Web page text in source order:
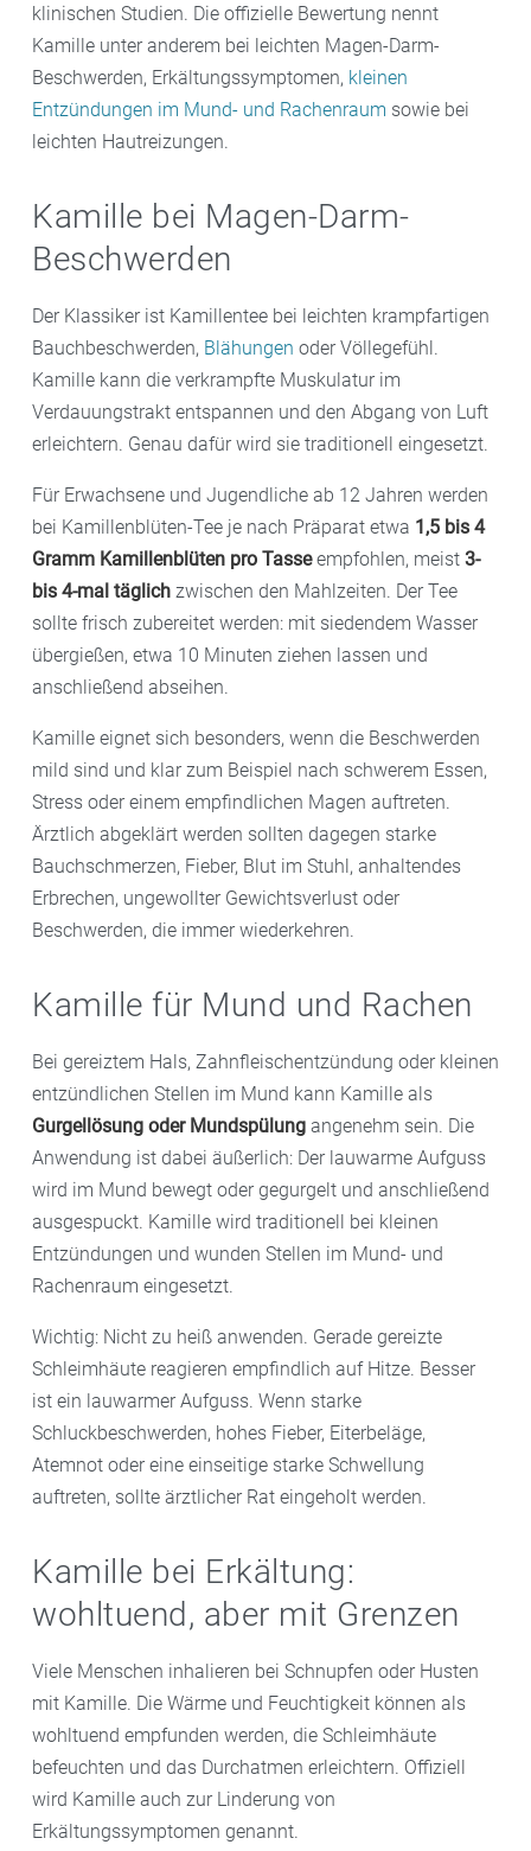
klinischen Studien. Die offizielle Bewertung nennt
Kamille unter anderem bei leichten Magen-Darm-
Beschwerden, Erkältungssymptomen, kleinen
Entzündungen im Mund- und Rachenraum sowie bei
leichten Hautreizungen.
Kamille bei Magen-Darm-
Beschwerden
Der Klassiker ist Kamillentee bei leichten krampfartigen
Bauchbeschwerden, Blähungen oder Völlegefühl.
Kamille kann die verkrampfte Muskulatur im
Verdauungstrakt entspannen und den Abgang von Luft
erleichtern. Genau dafür wird sie traditionell eingesetzt.
Für Erwachsene und Jugendliche ab 12 Jahren werden
bei Kamillenblüten-Tee je nach Präparat etwa 1,5 bis 4
Gramm Kamillenblüten pro Tasseempfohlen, meist 3-
bis 4-mal täglich zwischen den Mahlzeiten. Der Tee
sollte frisch zubereitet werden: mit siedendem Wasser
übergießen, etwa 10 Minuten ziehen lassen und
anschließend abseihen.
Kamille eignet sich besonders, wenn die Beschwerden
mild sind und klar zum Beispiel nach schwerem Essen,
Stress oder einem empfindlichen Magen auftreten.
Ärztlich abgeklärt werden sollten dagegen starke
Bauchschmerzen, Fieber, Blut im Stuhl, anhaltendes
Erbrechen, ungewollter Gewichtsverlust oder
Beschwerden, die immer wiederkehren.
Kamille für Mund und Rachen
Bei gereiztem Hals, Zahnfleischentzündung oder kleinen
entzündlichen Stellen im Mund kann Kamille als
Gurgellösung oder Mundspülung angenehm sein. Die
Anwendung ist dabei äußerlich: Der lauwarme Aufguss
wird im Mund bewegt oder gegurgelt und anschließend
ausgespuckt. Kamille wird traditionell bei kleinen
Entzündungen und wunden Stellen im Mund- und
Rachenraum eingesetzt.
Wichtig: Nicht zu heiß anwenden. Gerade gereizte
Schleimhäute reagieren empfindlich auf Hitze. Besser
ist ein lauwarmer Aufguss. Wenn starke
Schluckbeschwerden, hohes Fieber, Eiterbeläge,
Atemnot oder eine einseitige starke Schwellung
auftreten, sollte ärztlicher Rat eingeholt werden.
Kamille bei Erkältung:
wohltuend, aber mit Grenzen
Viele Menschen inhalieren bei Schnupfen oder Husten
mit Kamille. Die Wärme und Feuchtigkeit können als
wohltuend empfunden werden, die Schleimhäute
befeuchten und das Durchatmen erleichtern. Offiziell
wird Kamille auch zur Linderung von
Erkältungssymptomen genannt.